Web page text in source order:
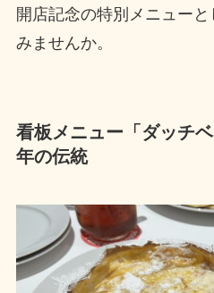
開店記念の特別メニュー
みませんか。
看板メニュー「ダッチ
年の伝統